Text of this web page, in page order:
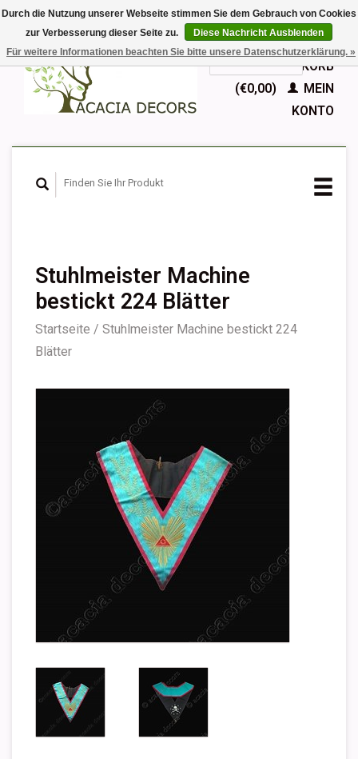
EUR
GBPDeutsch
Nederlands
English
IHR WARENKORB
(€0,00)
MEIN
KONTO
Stuhlmeister Machine
bestickt 224 Blätter
Startseite / Stuhlmeister Machine bestickt 224
Blätter
Durch die Nutzung unserer Webseite stimmen Sie dem Gebrauch von Cookies
zur Verbesserung dieser Seite zu.
Diese Nachricht Ausblenden
Für weitere Informationen beachten Sie bitte unsere Datenschutzerklärung. »